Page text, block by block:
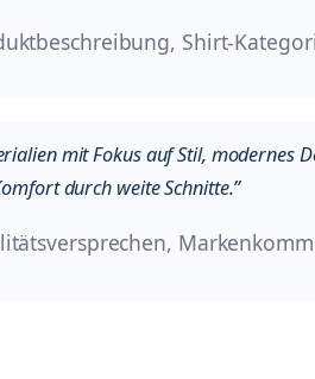
Shirt-
mit Fokus auf Stil, modernes
durch weite Schnitte.”